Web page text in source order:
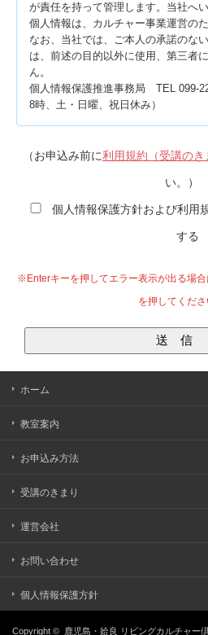
が責任を持って管理します。当社へ
個人情報は、カルチャー事業運営の
なお、当社では、ご本人の承諾のな
は、前述の目的以外に使用、第三者
ん。
個人情報保護推進事務局 TEL 099-
8時、土・日曜、祝日休み）
（お申込み前に利用規約（受講のき
い。）
個人情報保護方針および利用
する
※Enterキーを押してエラー表示が出る場
を押してくださ
ホーム
教室案内
お申込み方法
受講のきまり
運営会社
お問い合わせ
個人情報保護方針
Copyright © 鹿児島・姶良 リビングカルチャー